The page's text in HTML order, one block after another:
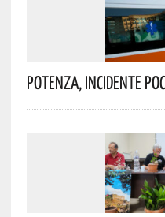
Potenza, Incidente